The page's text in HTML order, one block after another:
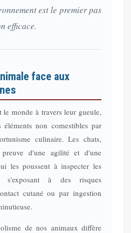
est le premier pas
efficace.
face aux
le monde à travers leur gueule,
éléments non comestibles par
culinaire. Les chats,
d'une agilité et d'une
les poussent à inspecter les
s'exposant à des risques
cutané ou par ingestion
de nos animaux diffère